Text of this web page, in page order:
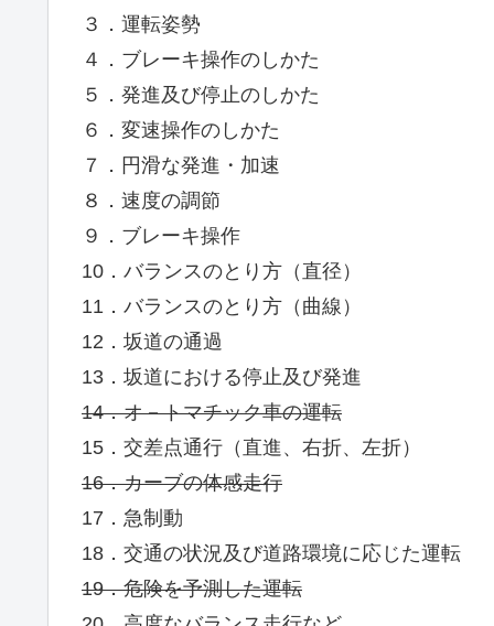
３．運転姿勢
４．ブレーキ操作のしかた
５．発進及び停止のしかた
６．変速操作のしかた
７．円滑な発進・加速
８．速度の調節
９．ブレーキ操作
10．バランスのとり方（直径）
11．バランスのとり方（曲線）
12．坂道の通過
13．坂道における停止及び発進
14．オ－トマチック車の運転
15．交差点通行（直進、右折、左折）
16．カーブの体感走行
17．急制動
18．交通の状況及び道路環境に応じた運転
19．危険を予測した運転